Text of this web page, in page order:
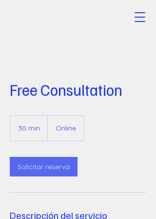
Free Consultation
30 min
m
i
n
Online
Solicitar reserva
Descripción del servicio